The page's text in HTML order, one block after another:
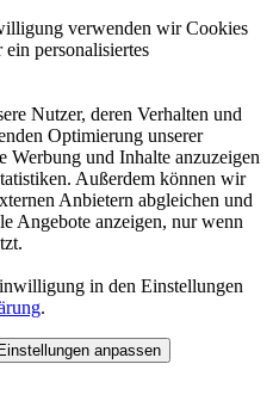
verwenden wir Cookies
personalisiertes
Nutzer, deren Verhalten und
Optimierung unserer
Werbung und Inhalte anzuzeigen
Außerdem können wir
Anbietern abgleichen und
Angebote anzeigen, nur wenn
in den Einstellungen
.
Einstellungen anpassen